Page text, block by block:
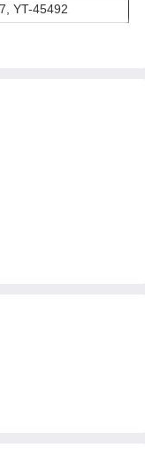
YT-45492